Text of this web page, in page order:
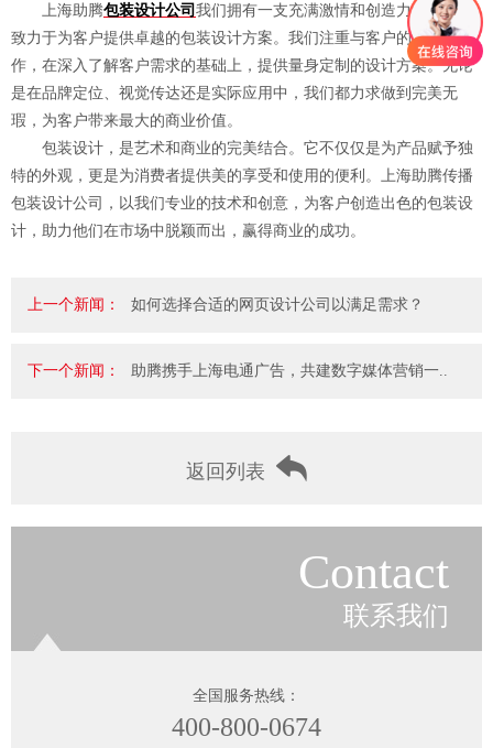
上海助腾包装设计公司 我们拥有一支充满激情和创造力的团队，
致力于为客户提供卓越的包装设计方案。我们注重与客户的沟通和合
作，在深入了解客户需求的基础上，提供量身定制的设计方案。无论
是在品牌定位、视觉传达还是实际应用中，我们都力求做到完美无
瑕，为客户带来最大的商业价值。
包装设计，是艺术和商业的完美结合。它不仅仅是为产品赋予独
特的外观，更是为消费者提供美的享受和使用的便利。上海助腾传播
包装设计公司，以我们专业的技术和创意，为客户创造出色的包装设
计，助力他们在市场中脱颖而出，赢得商业的成功。
上一个新闻： 如何选择合适的网页设计公司以满足需求？
下一个新闻： 助腾携手上海电通广告，共建数字媒体营销一..
返回列表
Contact
联系我们
全国服务热线：
400-800-0674